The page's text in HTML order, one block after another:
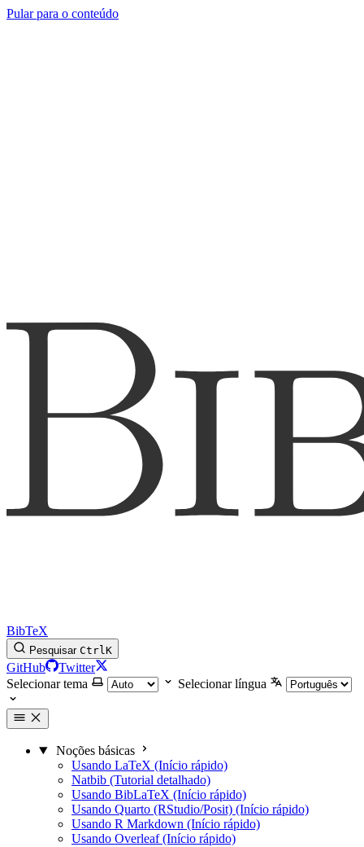
Pular para o conteúdo
BibTeX
Pesquisar CtrlK
GitHub
Twitter
Selecionar tema
Selecionar língua
Noções básicas
Usando LaTeX (Início rápido)
Natbib (Tutorial detalhado)
Usando BibLaTeX (Início rápido)
Usando Quarto (RStudio/Posit) (Início rápido)
Usando R Markdown (Início rápido)
Usando Overleaf (Início rápido)